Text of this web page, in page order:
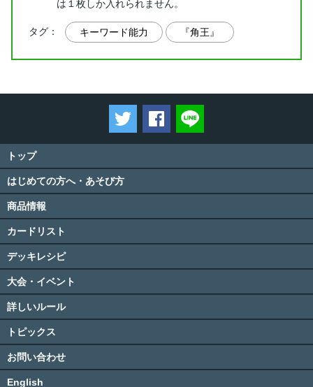
は１枚しか入れられません。
タグ： キーワード能力 『角王』
ツイートするFacebookでシェアする
トップ
はじめての方へ・あそび方
商品情報
カードリスト
デッキレシピ
大会・イベント
詳しいルール
トピックス
お問い合わせ
English